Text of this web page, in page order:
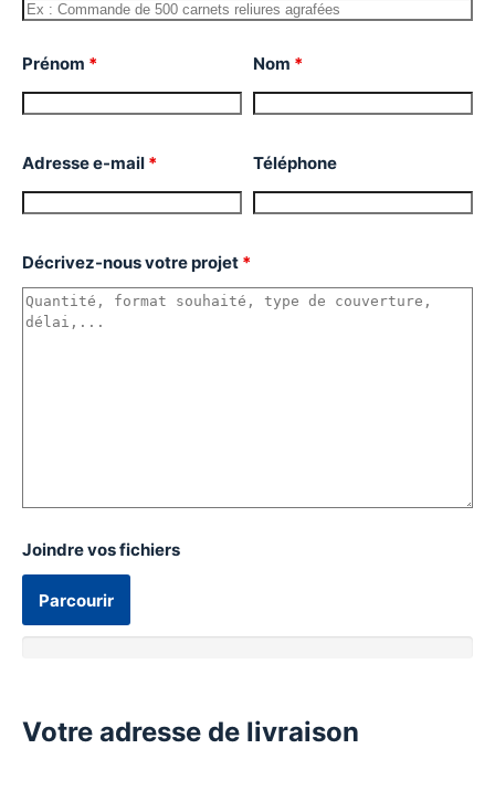
Prénom * Nom *
Adresse e-mail * Téléphone
Décrivez-nous votre projet *
Joindre vos fichiers
Parcourir
Votre adresse de livraison